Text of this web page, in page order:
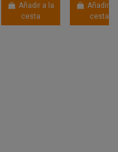
Añadir a la
cesta
Añadir a
cesta